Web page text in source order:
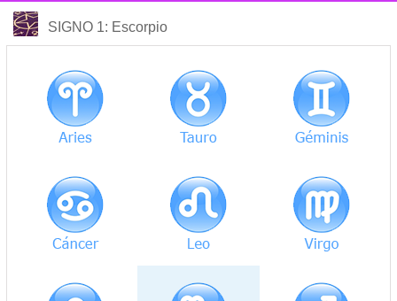
SIGNO 1: Escorpio